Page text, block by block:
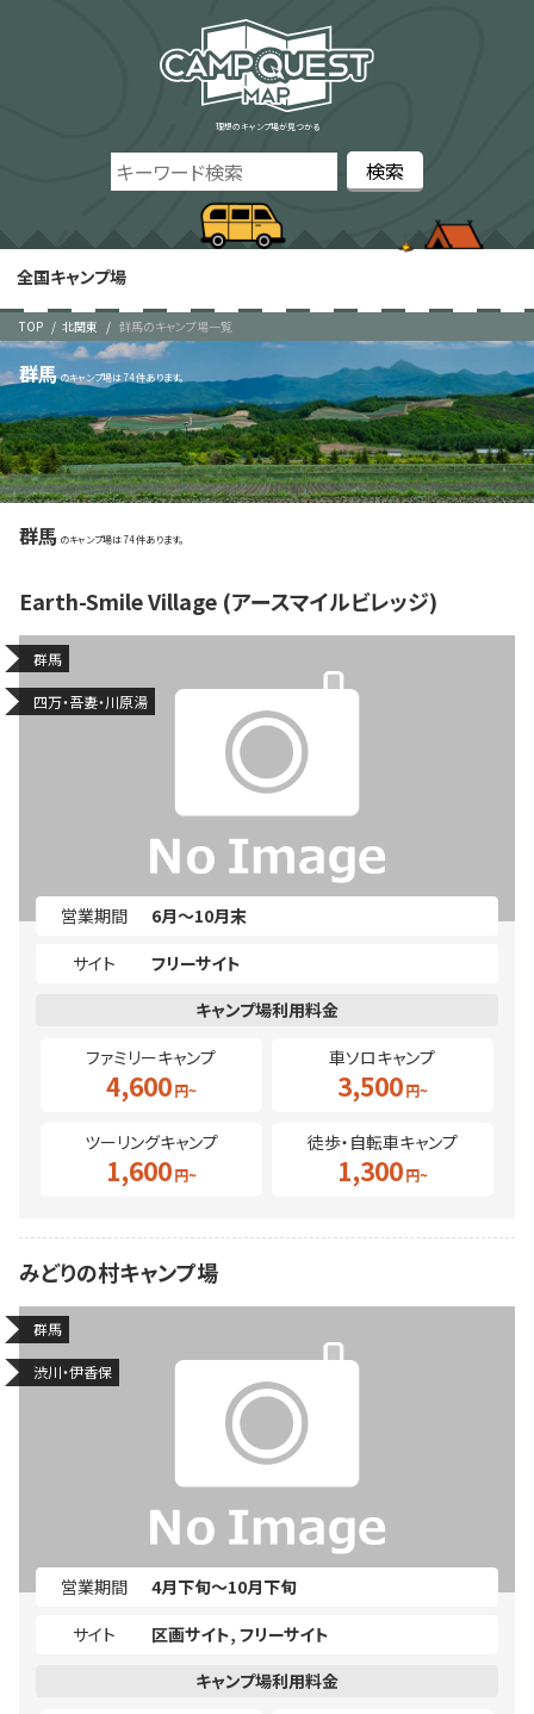
理想のキャンプ場が見つかる
全国キャンプ場
TOP 北関東 群馬のキャンプ場一覧
群馬 74
群馬 74
Earth-Smile Village (アースマイルビレッジ)
群馬
四万・吾妻・川原湯
営業期間
6月～10月末
サイト
フリーサイト
ファミリーキャンプ
4,600
車ソロキャンプ
3,500
ツーリングキャンプ
1,600
徒歩・自転車キャンプ
1,300
みどりの村キャンプ場
群馬
渋川・伊香保
営業期間
4月下旬～10月下旬
サイト
区画サイト フリーサイト